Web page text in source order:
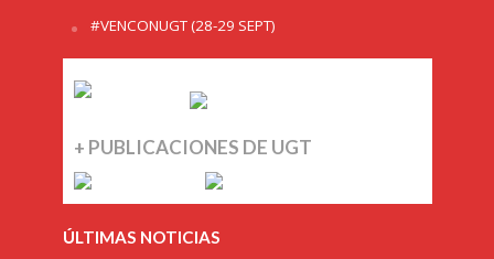
#VENCONUGT (28-29 SEPT)
+ PUBLICACIONES DE UGT
ÚLTIMAS NOTICIAS